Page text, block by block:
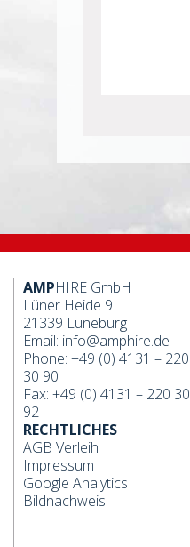
AMPHIRE GmbH
Lüner Heide 9
21339 Lüneburg
Email: info@amphire.de
Phone: +49 (0) 4131 – 220
30 90
Fax: +49 (0) 4131 – 220 30
92
RECHTLICHES
AGB Verleih
Impressum
Google Analytics
Bildnachweis